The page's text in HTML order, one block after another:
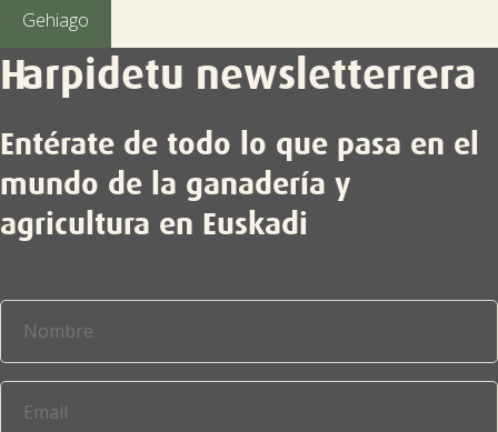
Gehiago
Harpidetu newsletterrera
Entérate de todo lo que pasa en el
mundo de la ganadería y
agricultura en Euskadi